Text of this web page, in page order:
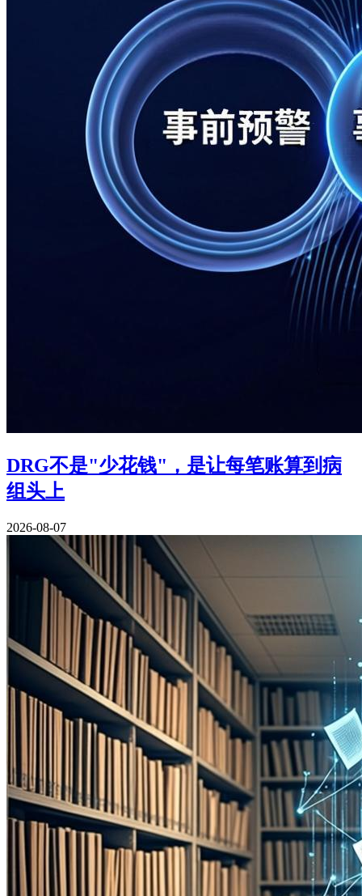
DRG不是"少花钱"，是让每笔账算到病
组头上
2026-08-07